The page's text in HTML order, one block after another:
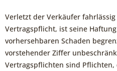
Verletzt der Verkäufer
Vertragspflicht, ist seine
vorhersehbaren Schaden
vorstehender Ziffer
Vertragspflichten sind Pflichten,